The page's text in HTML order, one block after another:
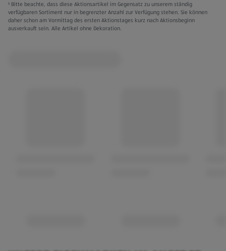
¹ Bitte beachte, dass diese Aktionsartikel im Gegensatz zu unserem ständig
verfügbaren Sortiment nur in begrenzter Anzahl zur Verfügung stehen. Sie können
daher schon am Vormittag des ersten Aktionstages kurz nach Aktionsbeginn
ausverkauft sein. Alle Artikel ohne Dekoration.